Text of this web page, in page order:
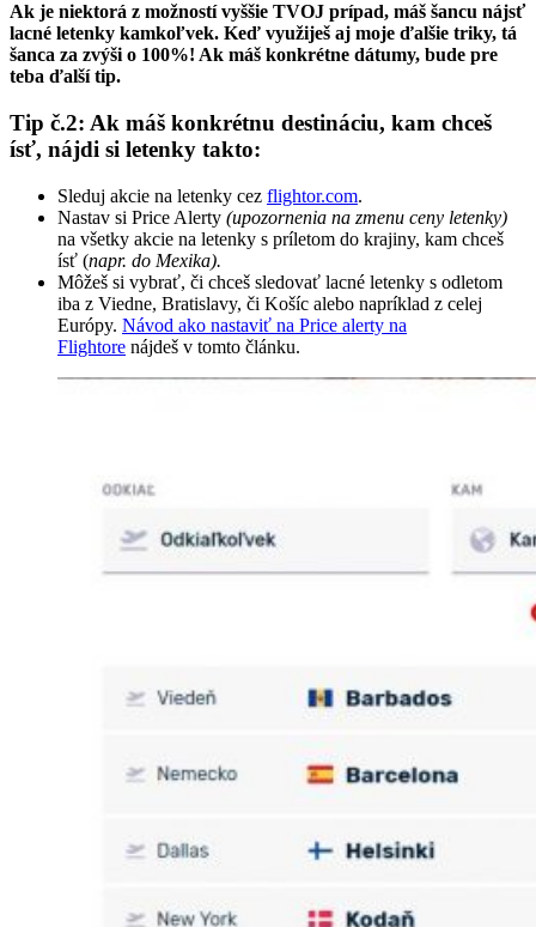
Ak je niektorá z možností vyššie TVOJ prípad, máš šancu nájsť
lacné letenky kamkoľvek. Keď využiješ aj moje ďalšie triky, tá
šanca za zvýši o 100%! Ak máš konkrétne dátumy, bude pre
teba ďalší tip.
Tip č.2: Ak máš konkrétnu destináciu, kam chceš
ísť, nájdi si letenky takto:
Sleduj akcie na letenky cez flightor.com.
Nastav si Price Alerty (upozornenia na zmenu ceny letenky)
na všetky akcie na letenky s príletom do krajiny, kam chceš
ísť (napr. do Mexika).
Môžeš si vybrať, či chceš sledovať lacné letenky s odletom
iba z Viedne, Bratislavy, či Košíc alebo napríklad z celej
Európy. Návod ako nastaviť na Price alerty na
Flightore nájdeš v tomto článku.